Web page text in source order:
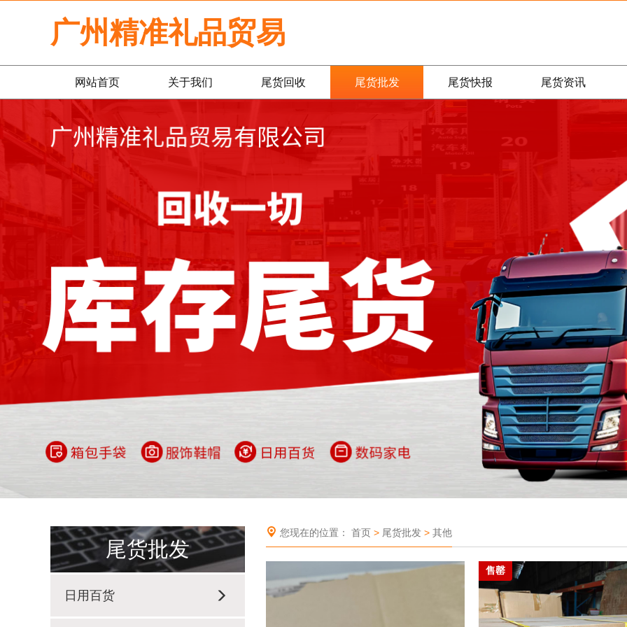
广州精准礼品贸易
网站首页 关于我们 尾货回收 尾货批发 尾货快报 尾货资讯
尾货批发
日用百货
您现在的位置： 首页> 尾货批发> 其他
售罄